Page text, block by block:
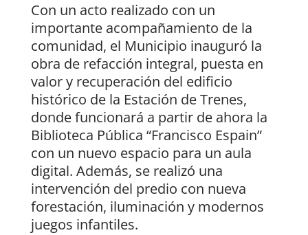
Con un acto realizado con un
importante acompañamiento de la
comunidad, el Municipio inauguró la
obra de refacción integral, puesta en
valor y recuperación del edificio
histórico de la Estación de Trenes,
donde funcionará a partir de ahora la
Biblioteca Pública “Francisco Espain”
con un nuevo espacio para un aula
digital. Además, se realizó una
intervención del predio con nueva
forestación, iluminación y modernos
juegos infantiles.